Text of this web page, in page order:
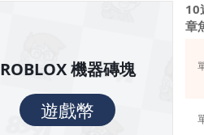
ROBLOX 機器磚塊
遊戲幣
10
章